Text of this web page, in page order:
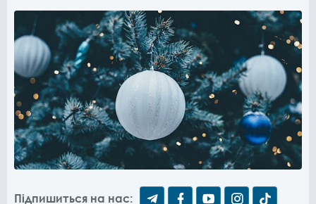
Підпишиться на нас: